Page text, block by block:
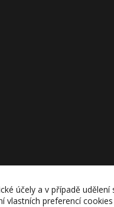
účely a v případě udělení
vlastních preferencí